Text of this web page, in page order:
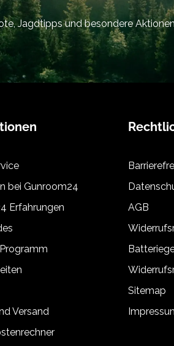
Jagdtipps und besondere
bei Gunroom24
Erfahrungen
Versand
AGB
Sitemap